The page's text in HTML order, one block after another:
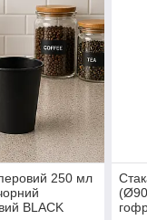
250 мл
BLACK